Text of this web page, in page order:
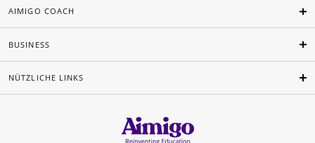
AIMIGO COACH
BUSINESS
NÜTZLICHE LINKS